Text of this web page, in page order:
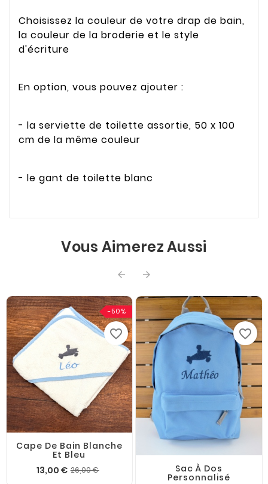
Choisissez la couleur de votre drap de bain,
la couleur de la broderie et le style
d'écriture
En option, vous pouvez ajouter :
- la serviette de toilette assortie, 50 x 100
cm de la même couleur
- le gant de toilette blanc
Vous Aimerez Aussi
 
-50%
Cape De Bain Blanche
Et Bleu
13,00 € 26,00 €
favorite_border
Sac À Dos
Personnalisé
favorite_border